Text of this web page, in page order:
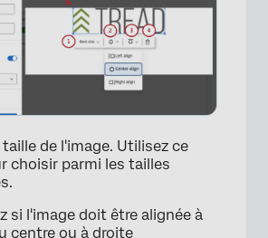
de l'image. Utilisez ce
choisir parmi les tailles
si l'image doit être alignée à
centre ou à droite